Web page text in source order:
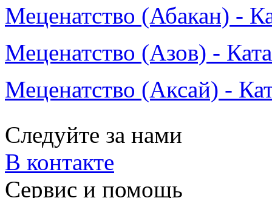
Меценатство (Абакан) -
Меценатство (Азов) -
Меценатство (Аксай) -
Следуйте за нами
В контакте
Сервис и помощь